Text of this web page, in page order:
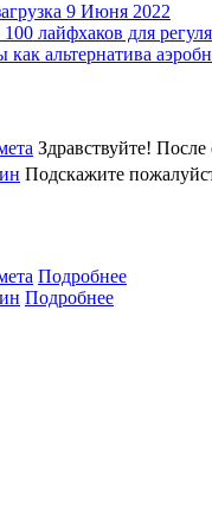
9 Июня 2022
лайфхаков для
альтернатива
Здравствуйте!
Подскажите
Подробнее
Подробнее